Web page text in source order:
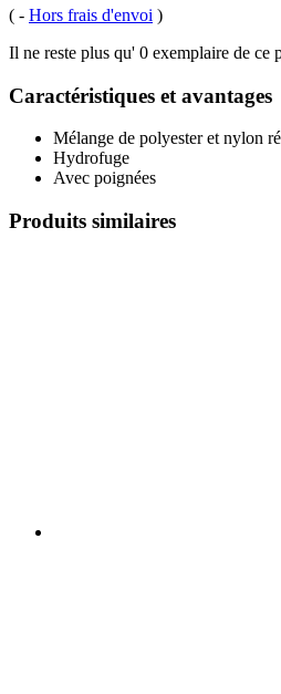
( - Hors frais d'envoi )
Il ne reste plus qu' 0 exemplaire de ce
Caractéristiques et avantages
Mélange de polyester et nylon
Hydrofuge
Avec poignées
Produits similaires